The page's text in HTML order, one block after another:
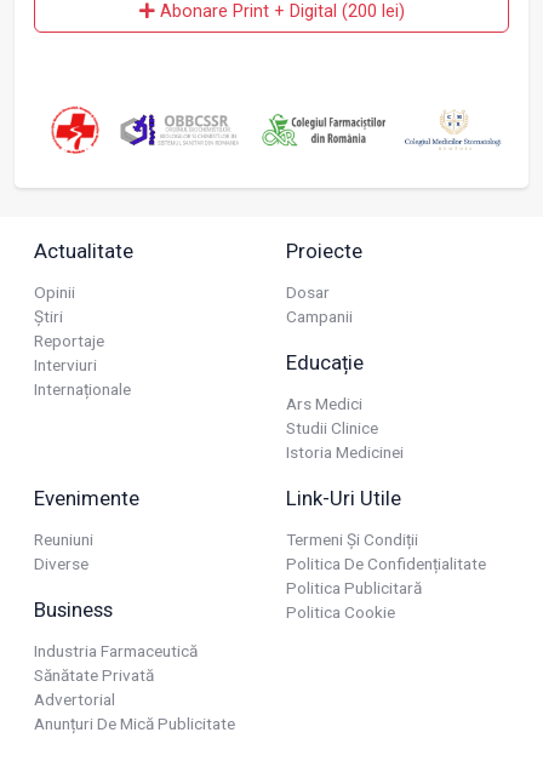
Abonare Print + Digital (200 lei)
Actualitate
Opinii
Știri
Reportaje
Interviuri
Internaționale
Proiecte
Dosar
Campanii
Educație
Ars Medici
Studii Clinice
Istoria Medicinei
Evenimente
Reuniuni
Diverse
Business
Industria Farmaceutică
Sănătate Privată
Advertorial
Anunțuri De Mică Publicitate
Link-Uri Utile
Termeni Și Condiții
Politica De Confidențialitate
Politica Publicitară
Politica Cookie